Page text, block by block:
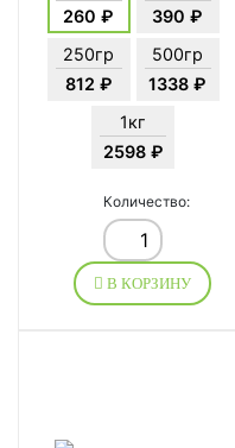
260 ₽
390 ₽
250гр
812 ₽
500гр
1338 ₽
1кг
2598 ₽
Количество:
В КОРЗИНУ